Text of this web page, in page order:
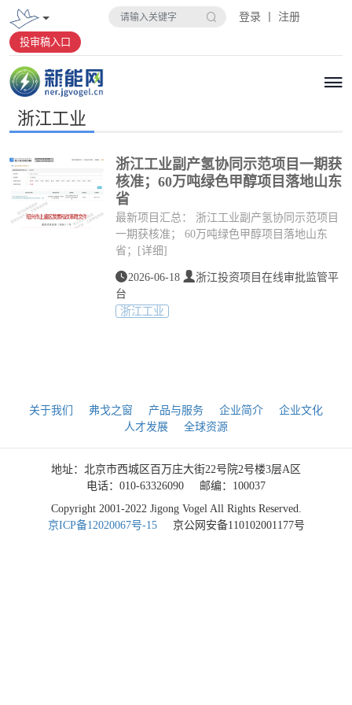
登录 丨 注册
投审稿入口
浙江工业
浙江工业副产氢协同示范项目一期获
核准；60万吨绿色甲醇项目落地山东
省
最新项目汇总： 浙江工业副产氢协同示范项目
一期获核准； 60万吨绿色甲醇项目落地山东
省；
[详细]
2026-06-18
浙江投资项目在线审批监管平
台
浙江工业
关于我们 弗戈之窗 产品与服务 企业简介
企业文化
人才发展
全球资源
地址：北京市西城区百万庄大街22号院2号楼3层A区
电话：010-63326090
邮编：100037
Copyright 2001-2022 Jigong Vogel All Rights Reserved.
京ICP备12020067号-15
京公网安备110102001177号